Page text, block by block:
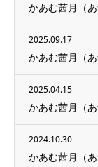
かあむ茜月（
2025.09.17
かあむ茜月（
2025.04.15
かあむ茜月（
2024.10.30
かあむ茜月（